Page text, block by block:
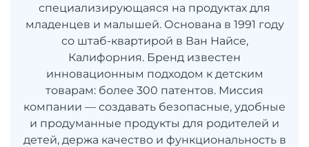
специализирующаяся на продуктах для
младенцев и малышей. Основана в 1991 году
со штаб-квартирой в Ван Найсе,
Калифорния. Бренд известен
инновационным подходом к детским
товарам: более 300 патентов. Миссия
компании — создавать безопасные, удобные
и продуманные продукты для родителей и
детей, держа качество и функциональность в